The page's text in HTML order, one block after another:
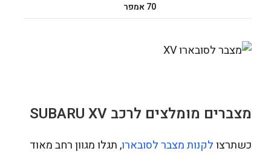
70 אמפר
מצברים מומלצים לרכב SUBARU XV
כשתרצולקנות מצבר לסובארו, תגלו מגוון רחב מאוד